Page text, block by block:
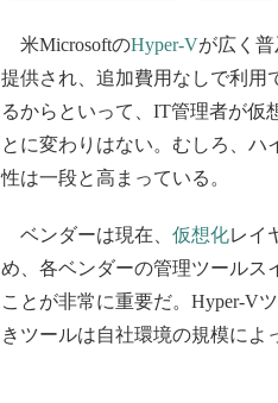
米MicrosoftのHyper-Vが広く
提供され、追加費用なしで利用
るからといって、IT管理者が仮
とに変わりはない。むしろ、
性は一段と高まっている。
ベンダーは現在、 仮想化レイ
め、各ベンダーの管理ツールス
ことが非常に重要だ。Hyper-V
きツールは自社環境の規模によ